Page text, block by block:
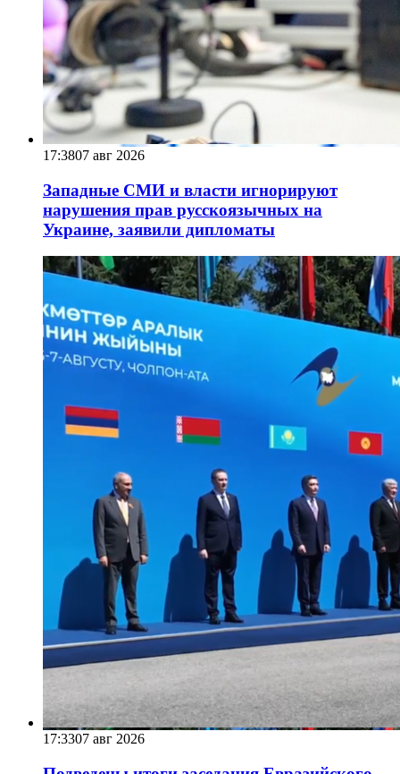
17:3807 авг 2026
Западные СМИ и власти игнорируют
нарушения прав русскоязычных на
Украине, заявили дипломаты
17:3307 авг 2026